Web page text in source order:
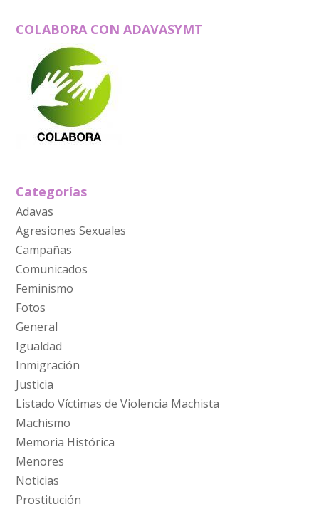
COLABORA CON ADAVASYMT
Categorías
Adavas
Agresiones Sexuales
Campañas
Comunicados
Feminismo
Fotos
General
Igualdad
Inmigración
Justicia
Listado Víctimas de Violencia Machista
Machismo
Memoria Histórica
Menores
Noticias
Prostitución